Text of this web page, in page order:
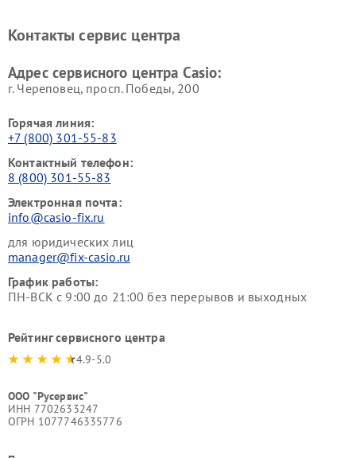
Контакты сервис центра
Адрес сервисного центра Casio:
г. Череповец, просп. Победы, 200
Горячая линия:
+7 (800) 301-55-83
Контактный телефон:
8 (800) 301-55-83
Электронная почта:
info@casio-fix.ru
для юридических лиц
manager@fix-casio.ru
График работы:
ПН-ВСК с 9:00 до 21:00 без перерывов и выходных
Рейтинг сервисного центра
4.9-5.0
ООО "Русервис"
ИНН 7702633247
ОГРН 1077746335776